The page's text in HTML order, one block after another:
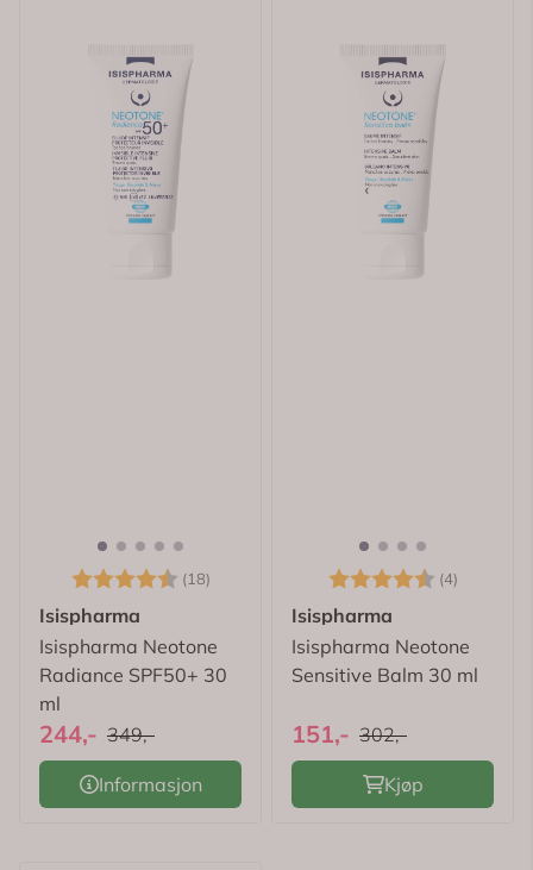
Karakter: (18)
4.6 av 5 mulige
Isispharma
Isispharma Neotone
Radiance SPF50+ 30
ml
244,- 349,-
Informasjon
Karakter: (4)
Isispharma
Isispharma Neotone
Sensitive Balm 30 ml
151,- 302,-
Kjøp